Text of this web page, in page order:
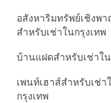
อสังหาริมทรัพย์เชิงพ
สำหรับเช่าในกรุงเทพ
บ้านแฝดสำหรับเช่าใ
เพนท์เฮาส์สำหรับเช่า
กรุงเทพ